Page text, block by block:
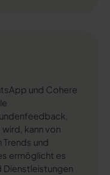
und Cohere
kann von
Trends und
ermöglicht es
Dienstleistungen